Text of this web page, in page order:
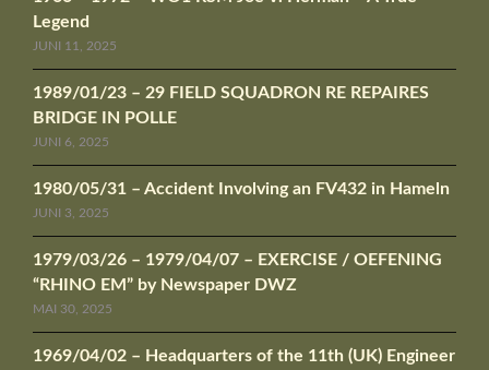
Legend
JUNI 11, 2025
1989/01/23 – 29 FIELD SQUADRON RE REPAIRES
BRIDGE IN POLLE
JUNI 6, 2025
1980/05/31 – Accident Involving an FV432 in Hameln
JUNI 3, 2025
1979/03/26 – 1979/04/07 – EXERCISE / OEFENING
“RHINO EM” by Newspaper DWZ
MAI 30, 2025
1969/04/02 – Headquarters of the 11th (UK) Engineer